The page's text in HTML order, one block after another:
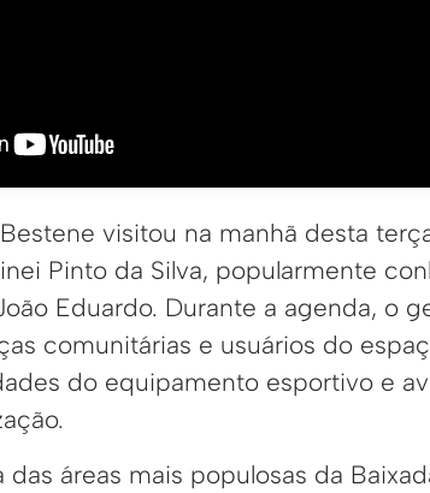
visitou na manhã desta
Pinto da Silva, popularmente
Eduardo. Durante a agenda, o
comunitárias e usuários do
do equipamento esportivo e
áreas mais populosas da